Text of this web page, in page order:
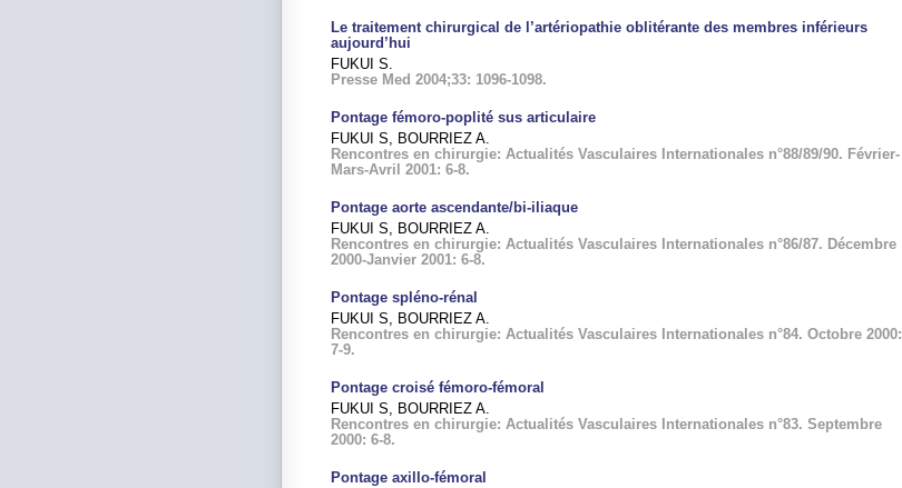
Le traitement chirurgical de l’artériopathie oblitérante des membres inférieurs
aujourd’hui
FUKUI S.
Presse Med 2004;33: 1096-1098.
Pontage fémoro-poplité sus articulaire
FUKUI S, BOURRIEZ A.
Rencontres en chirurgie: Actualités Vasculaires Internationales n°88/89/90. Février-
Mars-Avril 2001: 6-8.
Pontage aorte ascendante/bi-iliaque
FUKUI S, BOURRIEZ A.
Rencontres en chirurgie: Actualités Vasculaires Internationales n°86/87. Décembre
2000-Janvier 2001: 6-8.
Pontage spléno-rénal
FUKUI S, BOURRIEZ A.
Rencontres en chirurgie: Actualités Vasculaires Internationales n°84. Octobre 2000:
7-9.
Pontage croisé fémoro-fémoral
FUKUI S, BOURRIEZ A.
Rencontres en chirurgie: Actualités Vasculaires Internationales n°83. Septembre
2000: 6-8.
Pontage axillo-fémoral